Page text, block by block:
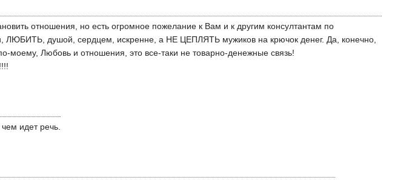
отношения, но есть огромное пожелание к Вам и к другим консултантам по
душой, сердцем, искренне, а НЕ ЦЕПЛЯТЬ мужиков на крючок денег. Да, конечно,
моему, Любовь и отношения, это все-таки не товарно-денежные связь!
идет речь.